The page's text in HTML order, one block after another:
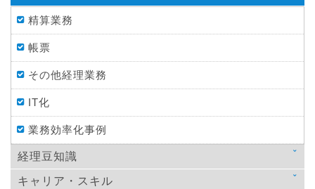
精算業務
帳票
その他経理業務
IT化
業務効率化事例
経理豆知識
法律
キャリア・スキル